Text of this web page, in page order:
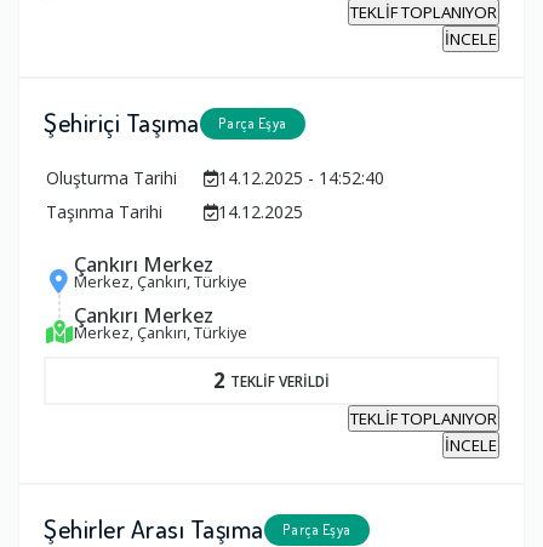
TEKLİF TOPLANIYOR
İNCELE
Şehiriçi Taşıma Parça Eşya
Oluşturma Tarihi
14.12.2025 - 14:52:40
Taşınma Tarihi
14.12.2025
Çankırı Merkez
Merkez, Çankırı, Türkiye
Çankırı Merkez
Merkez, Çankırı, Türkiye
2 TEKLİF VERİLDİ
TEKLİF TOPLANIYOR
İNCELE
Şehirler Arası Taşıma Parça Eşya